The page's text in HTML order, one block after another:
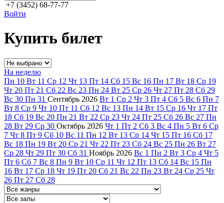
+7 (3452) 68-77-77
Войти
Купить билет
На неделю
Пн 10 Вт 11 Ср 12 Чт 13 Пт 14 Сб 15 Вс 16 Пн 17 Вт 18 Ср 19
Чт 20 Пт 21 Сб 22 Вс 23 Пн 24 Вт 25 Ср 26 Чт 27 Пт 28 Сб 29
Вс 30 Пн 31 Сентябрь 2026 Вт 1 Ср 2 Чт 3 Пт 4 Сб 5 Вс 6 Пн 7
Вт 8 Ср 9 Чт 10 Пт 11 Сб 12 Вс 13 Пн 14 Вт 15 Ср 16 Чт 17 Пт
18 Сб 19 Вс 20 Пн 21 Вт 22 Ср 23 Чт 24 Пт 25 Сб 26 Вс 27 Пн
28 Вт 29 Ср 30 Октябрь 2026 Чт 1 Пт 2 Сб 3 Вс 4 Пн 5 Вт 6 Ср
7 Чт 8 Пт 9 Сб 10 Вс 11 Пн 12 Вт 13 Ср 14 Чт 15 Пт 16 Сб 17
Вс 18 Пн 19 Вт 20 Ср 21 Чт 22 Пт 23 Сб 24 Вс 25 Пн 26 Вт 27
Ср 28 Чт 29 Пт 30 Сб 31 Ноябрь 2026 Вс 1 Пн 2 Вт 3 Ср 4 Чт 5
Пт 6 Сб 7 Вс 8 Пн 9 Вт 10 Ср 11 Чт 12 Пт 13 Сб 14 Вс 15 Пн
16 Вт 17 Ср 18 Чт 19 Пт 20 Сб 21 Вс 22 Пн 23 Вт 24 Ср 25 Чт
26 Пт 27 Сб 28